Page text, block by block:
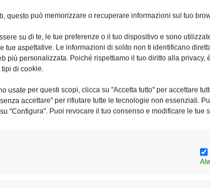
questo può memorizzare o recuperare informazioni sul tuo
su di te, le tue preferenze o il tuo dispositivo e sono
tue aspettative. Le informazioni di solito non ti identificano
più personalizzata. Poiché rispettiamo il tuo diritto alla privacy,
di cookie.
usate per questi scopi, clicca su "Accetta tutto" per accettare
accettare" per rifiutare tutte le tecnologie non essenziali.
"Configura". Puoi revocare il tuo consenso e modificare le tue
di Musica di Testaccio(piazza Orazio
Studios, Accademia Costume &
gratuita, si terrà alle ore 18, con
circa 45 minuti e prevede 5 tappe: il
concreto di prossimità per chi è in
la
dagli studenti del liceo artistico “Via